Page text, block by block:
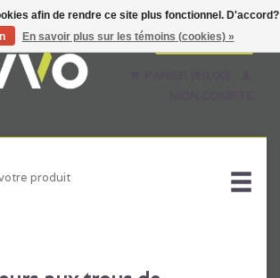
Français
afin de rendre ce site plus fonctionnel. D'accord?
En savoir plus sur les témoins (cookies) »